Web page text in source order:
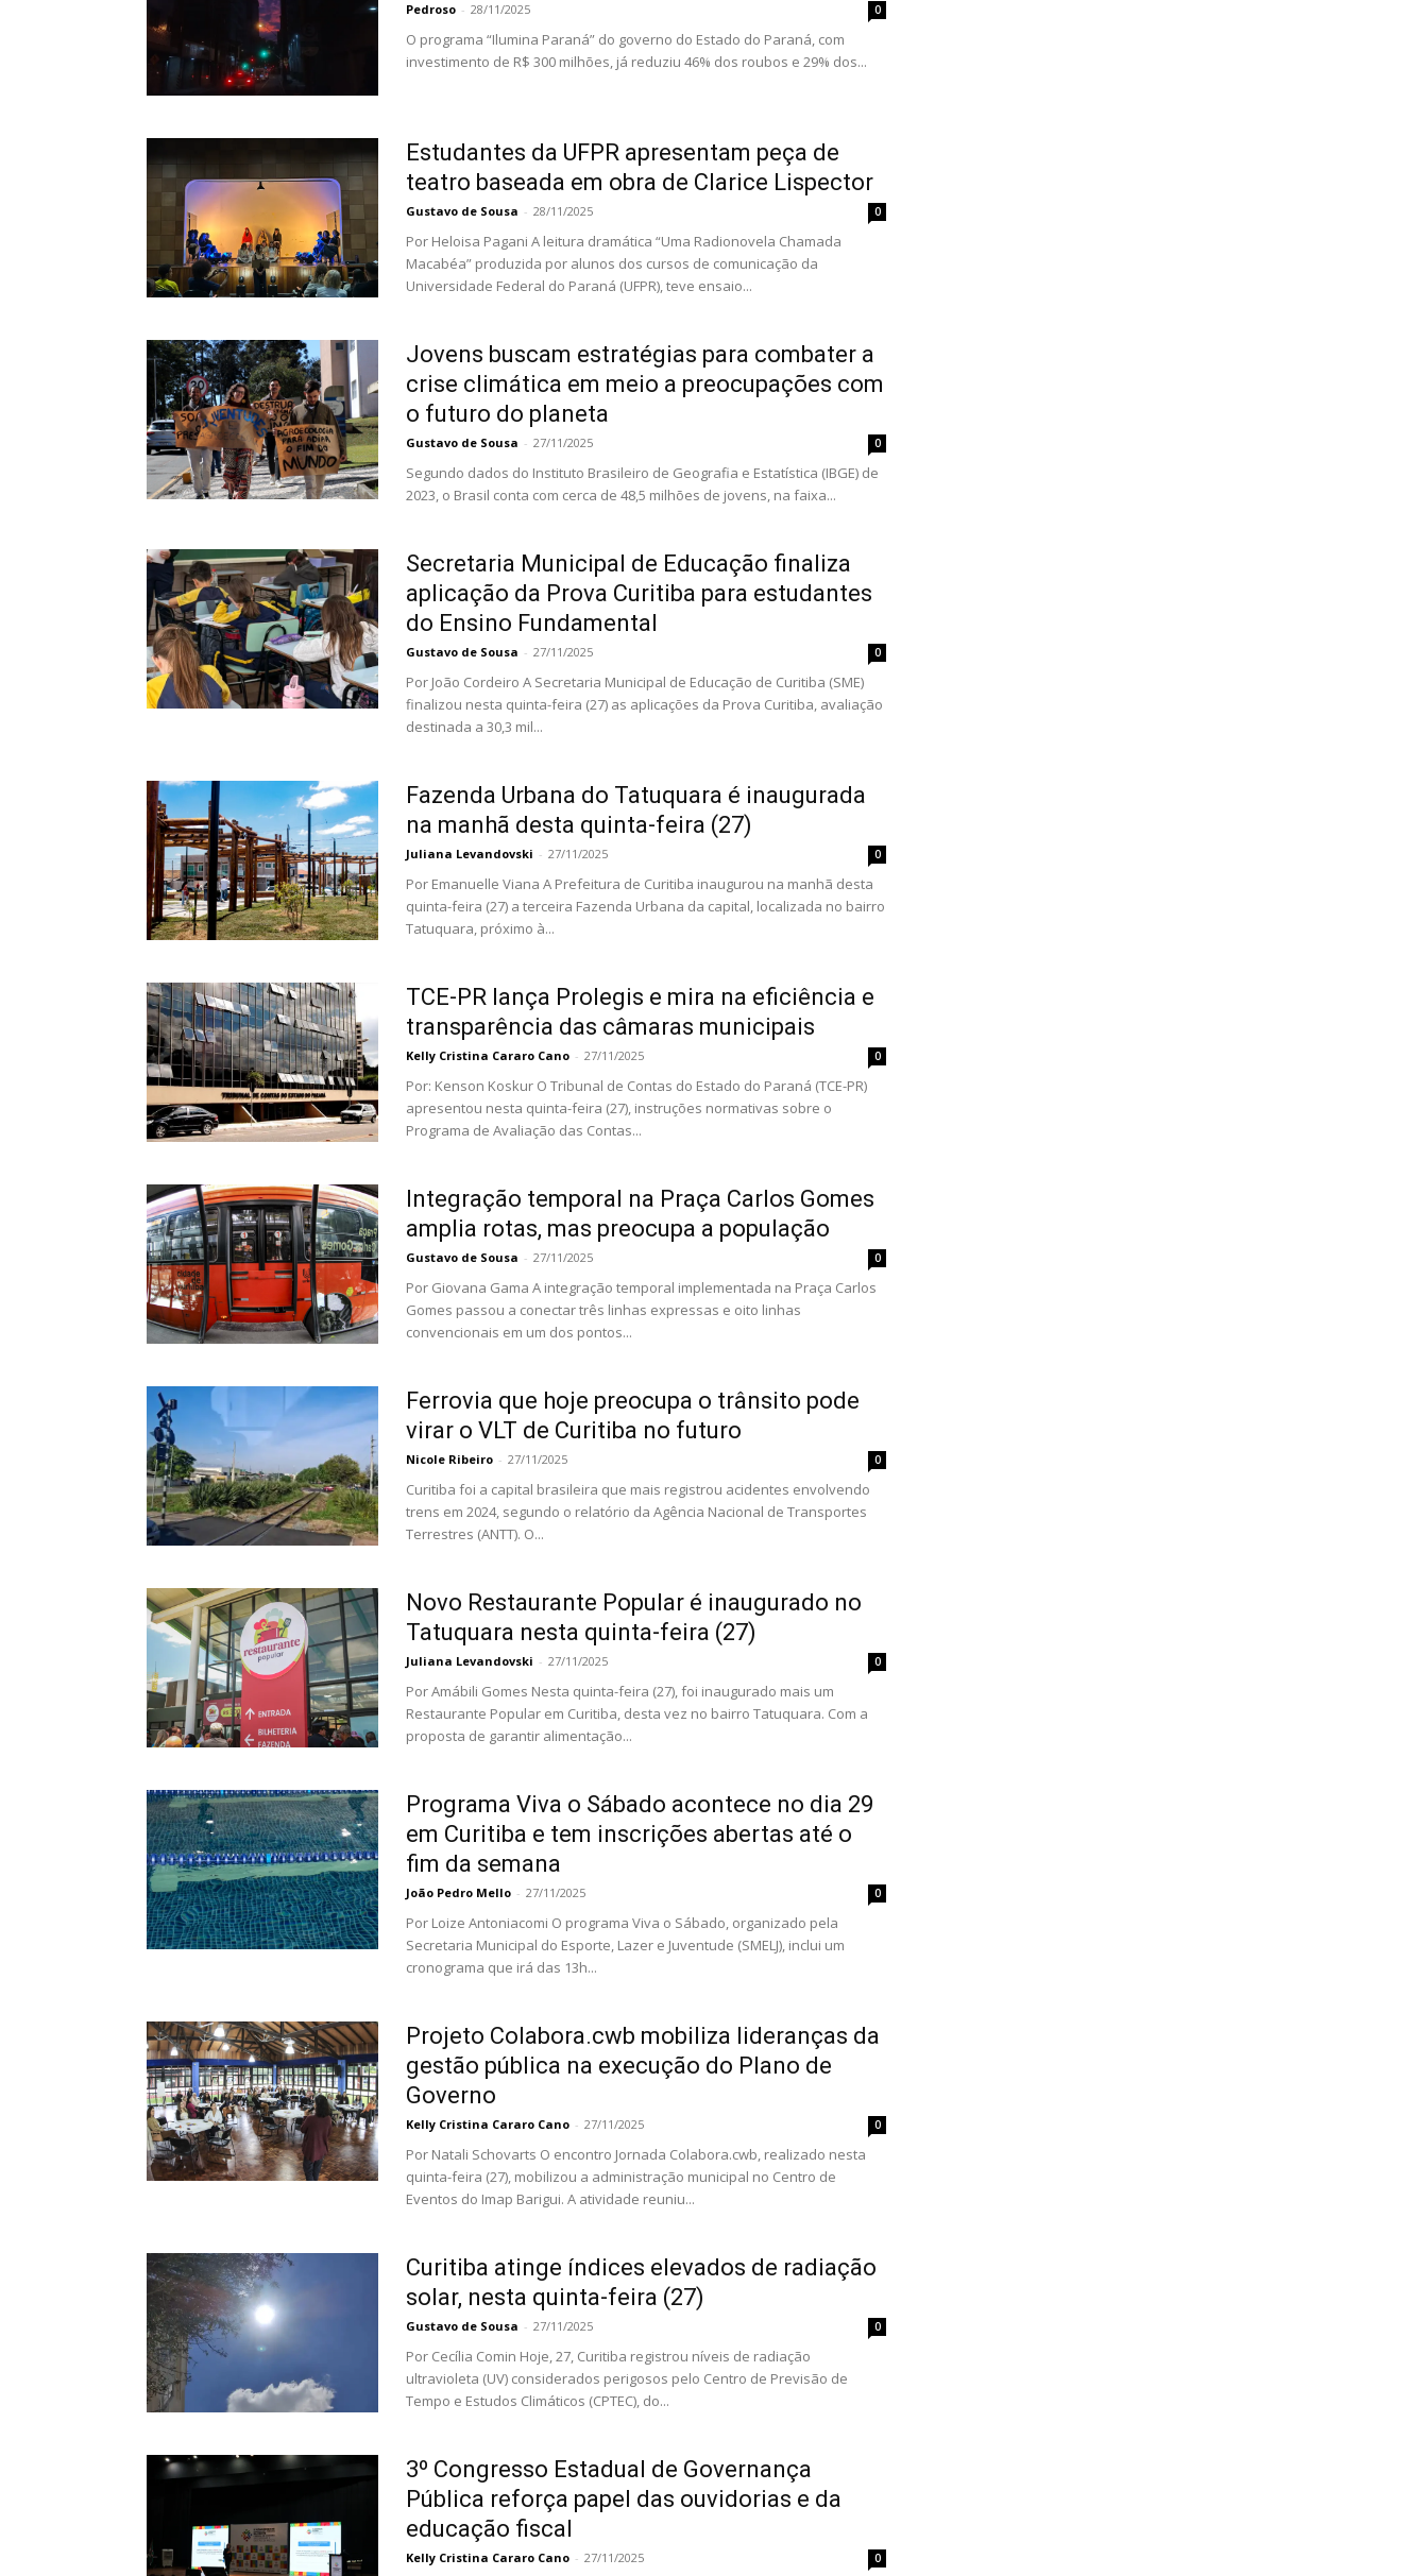
Pedroso - 28/11/2025 0
O programa “Ilumina Paraná” do governo do Estado do Paraná, com
investimento de R$ 300 milhões, já reduziu 46% dos roubos e 29% dos...
Estudantes da UFPR apresentam peça de
teatro baseada em obra de Clarice Lispector
Gustavo de Sousa - 28/11/2025 0
Por Heloisa Pagani A leitura dramática “Uma Radionovela Chamada
Macabéa” produzida por alunos dos cursos de comunicação da
Universidade Federal do Paraná (UFPR), teve ensaio...
Jovens buscam estratégias para combater a
crise climática em meio a preocupações com
o futuro do planeta
Gustavo de Sousa - 27/11/2025 0
Segundo dados do Instituto Brasileiro de Geografia e Estatística (IBGE) de
2023, o Brasil conta com cerca de 48,5 milhões de jovens, na faixa...
Secretaria Municipal de Educação finaliza
aplicação da Prova Curitiba para estudantes
do Ensino Fundamental
Gustavo de Sousa - 27/11/2025 0
Por João Cordeiro A Secretaria Municipal de Educação de Curitiba (SME)
finalizou nesta quinta-feira (27) as aplicações da Prova Curitiba, avaliação
destinada a 30,3 mil...
Fazenda Urbana do Tatuquara é inaugurada
na manhã desta quinta-feira (27)
Juliana Levandovski - 27/11/2025 0
Por Emanuelle Viana A Prefeitura de Curitiba inaugurou na manhã desta
quinta-feira (27) a terceira Fazenda Urbana da capital, localizada no bairro
Tatuquara, próximo à...
TCE-PR lança Prolegis e mira na eficiência e
transparência das câmaras municipais
Kelly Cristina Cararo Cano - 27/11/2025 0
Por: Kenson Koskur O Tribunal de Contas do Estado do Paraná (TCE-PR)
apresentou nesta quinta-feira (27), instruções normativas sobre o
Programa de Avaliação das Contas...
Integração temporal na Praça Carlos Gomes
amplia rotas, mas preocupa a população
Gustavo de Sousa - 27/11/2025 0
Por Giovana Gama A integração temporal implementada na Praça Carlos
Gomes passou a conectar três linhas expressas e oito linhas
convencionais em um dos pontos...
Ferrovia que hoje preocupa o trânsito pode
virar o VLT de Curitiba no futuro
Nicole Ribeiro - 27/11/2025 0
Curitiba foi a capital brasileira que mais registrou acidentes envolvendo
trens em 2024, segundo o relatório da Agência Nacional de Transportes
Terrestres (ANTT). O...
Novo Restaurante Popular é inaugurado no
Tatuquara nesta quinta-feira (27)
Juliana Levandovski - 27/11/2025 0
Por Amábili Gomes Nesta quinta-feira (27), foi inaugurado mais um
Restaurante Popular em Curitiba, desta vez no bairro Tatuquara. Com a
proposta de garantir alimentação...
Programa Viva o Sábado acontece no dia 29
em Curitiba e tem inscrições abertas até o
fim da semana
João Pedro Mello - 27/11/2025 0
Por Loize Antoniacomi O programa Viva o Sábado, organizado pela
Secretaria Municipal do Esporte, Lazer e Juventude (SMELJ), inclui um
cronograma que irá das 13h...
Projeto Colabora.cwb mobiliza lideranças da
gestão pública na execução do Plano de
Governo
Kelly Cristina Cararo Cano - 27/11/2025 0
Por Natali Schovarts O encontro Jornada Colabora.cwb, realizado nesta
quinta-feira (27), mobilizou a administração municipal no Centro de
Eventos do Imap Barigui. A atividade reuniu...
Curitiba atinge índices elevados de radiação
solar, nesta quinta-feira (27)
Gustavo de Sousa - 27/11/2025 0
Por Cecília Comin Hoje, 27, Curitiba registrou níveis de radiação
ultravioleta (UV) considerados perigosos pelo Centro de Previsão de
Tempo e Estudos Climáticos (CPTEC), do...
3º Congresso Estadual de Governança
Pública reforça papel das ouvidorias e da
educação fiscal
Kelly Cristina Cararo Cano - 27/11/2025 0